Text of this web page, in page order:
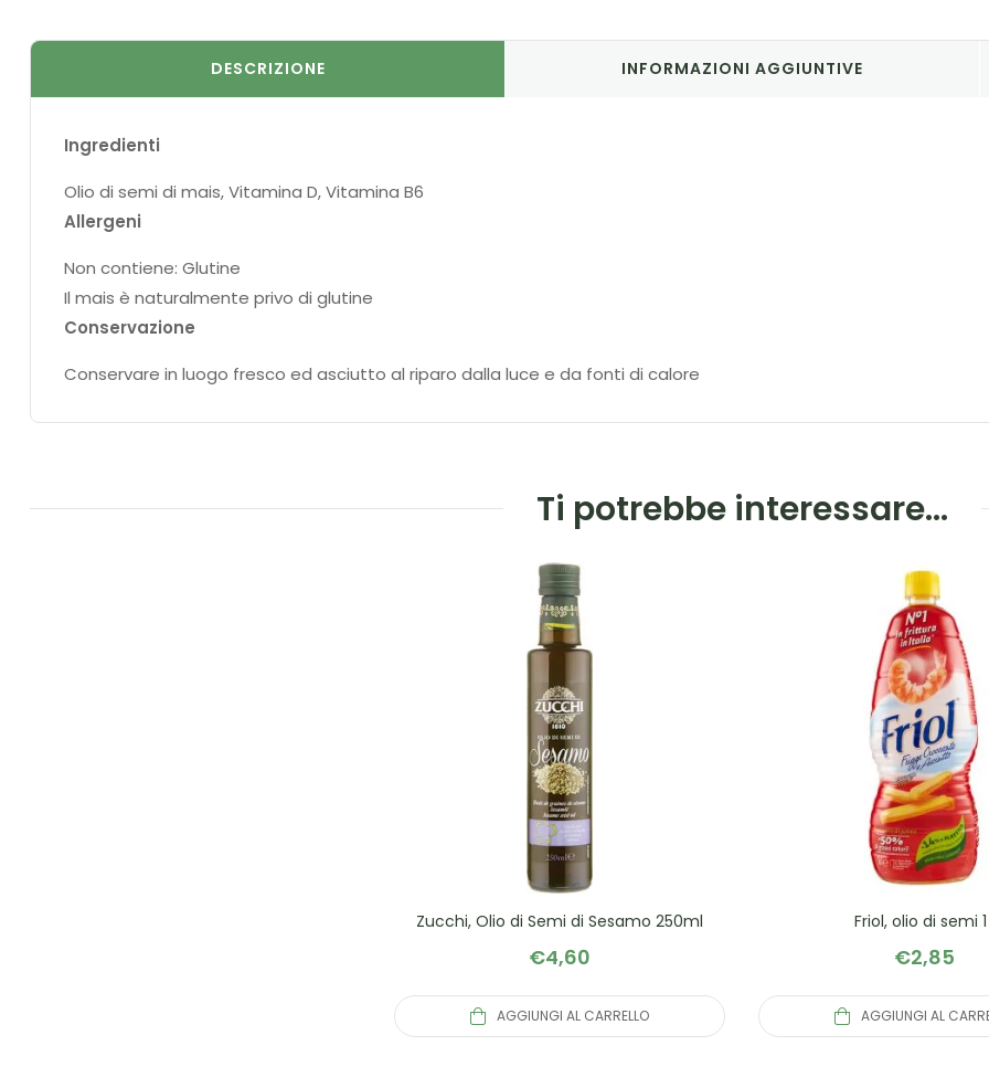
DESCRIZIONE INFORMAZIONI AGGIUNTIVE
Ingredienti
Olio di semi di mais, Vitamina D, Vitamina B6
Allergeni
Non contiene: Glutine
Il mais è naturalmente privo di glutine
Conservazione
Conservare in luogo fresco ed asciutto al riparo dalla luce e da fonti di calore
Ti potrebbe interessare…
Zucchi, Olio di Semi di Sesamo 250ml
€4,60
AGGIUNGI AL CARRELLO
Friol, olio di semi
€2,85
AGGIUNGI AL